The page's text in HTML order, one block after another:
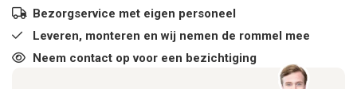
Bezorgservice met eigen personeel
Leveren, monteren en wij nemen de rommel mee
Neem contact op voor een bezichtiging